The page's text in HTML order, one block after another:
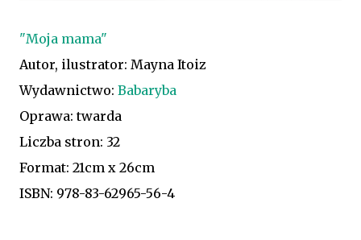
"Moja mama"
Autor, ilustrator: Mayna Itoiz
Wydawnictwo: Babaryba
Oprawa: twarda
Liczba stron: 32
Format: 21cm x 26cm
ISBN: 978-83-62965-56-4